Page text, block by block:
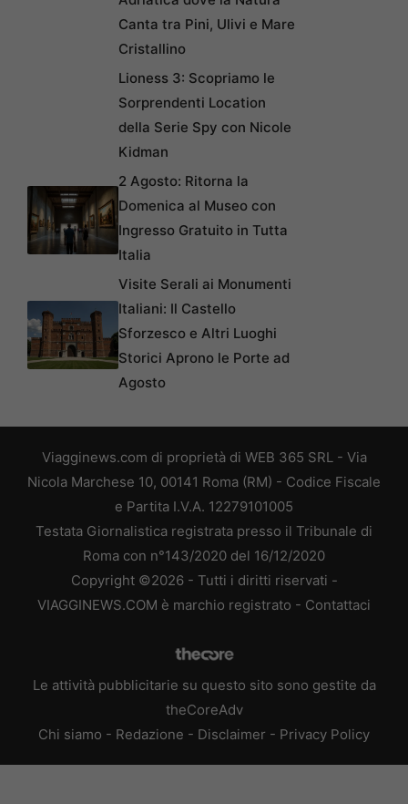
Canta tra Pini, Ulivi e Mare
Cristallino
Lioness 3: Scopriamo le
Sorprendenti Location
della Serie Spy con Nicole
Kidman
2 Agosto: Ritorna la
Domenica al Museo con
Ingresso Gratuito in Tutta
Italia
Visite Serali ai Monumenti
Italiani: Il Castello
Sforzesco e Altri Luoghi
Storici Aprono le Porte ad
Agosto
Viagginews.com di proprietà di WEB 365 SRL - Via
Nicola Marchese 10, 00141 Roma (RM) - Codice Fiscale
e Partita I.V.A. 12279101005
Testata Giornalistica registrata presso il Tribunale di
Roma con n°143/2020 del 16/12/2020
Copyright ©2026 - Tutti i diritti riservati -
VIAGGINEWS.COM è marchio registrato - Contattaci
Le attività pubblicitarie su questo sito sono gestite da
theCoreAdv
Chi siamo - Redazione - Disclaimer - Privacy Policy